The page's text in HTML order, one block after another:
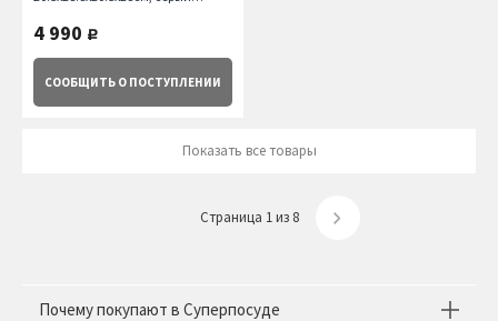
4 990 руб.
СООБЩИТЬ О ПОСТУПЛЕНИИ
Показать все товары
Страница 1 из 8
Почему покупают в Суперпосуде